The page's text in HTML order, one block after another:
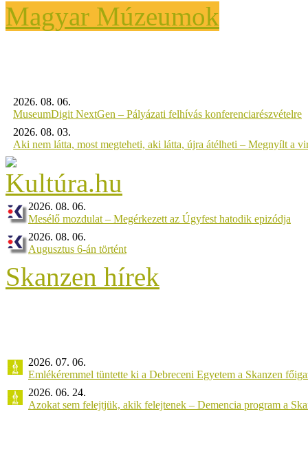
Magyar Múzeumok
2026. 08. 06.
MuseumDigit NextGen – Pályázati felhívás konferenciarészvételre
2026. 08. 03.
Aki nem látta, most megteheti, aki látta, újra átélheti – Megnyílt a
2026. 08. 06.
Mesélő mozdulat – Megérkezett az Úgyfest hatodik epizódja
2026. 08. 06.
Augusztus 6-án történt
Skanzen hírek
2026. 07. 06.
Emlékéremmel tüntette ki a Debreceni Egyetem a Skanzen
2026. 06. 24.
Azokat sem felejtjük, akik felejtenek – Demencia program a